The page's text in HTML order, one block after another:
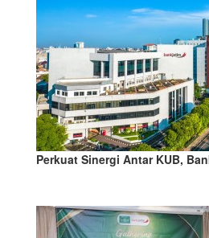
Perkuat Sinergi Antar KUB,